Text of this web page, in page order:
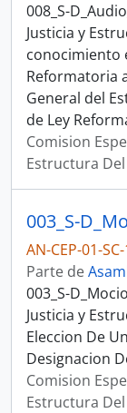
008_S-
Justicia y
conocimiento
Reformatoria
General del
de Ley
Comision
Estructura
AN-CEP-01-
Parte de
003_S-
Justicia y
Eleccion De
Designacion
Comision
Estructura